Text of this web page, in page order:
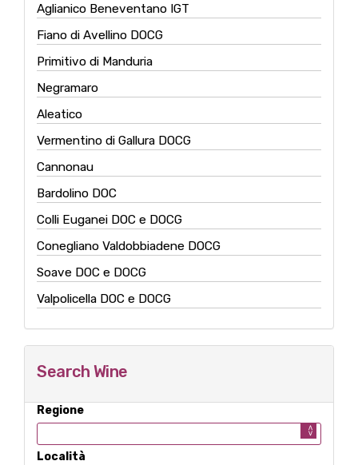
Aglianico Beneventano IGT
Fiano di Avellino DOCG
Primitivo di Manduria
Negramaro
Aleatico
Vermentino di Gallura DOCG
Cannonau
Bardolino DOC
Colli Euganei DOC e DOCG
Conegliano Valdobbiadene DOCG
Soave DOC e DOCG
Valpolicella DOC e DOCG
Search Wine
Regione
Località